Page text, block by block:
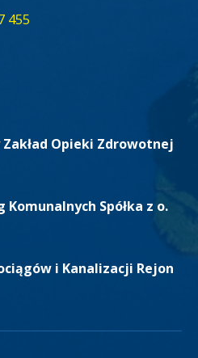
455
Opieki Zdrowotnej
Komunalnych Spółka z o.
i Kanalizacji Rejon